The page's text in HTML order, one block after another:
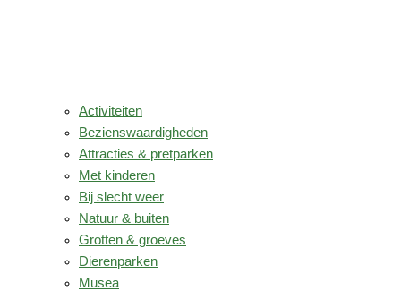
Activiteiten
Bezienswaardigheden
Attracties & pretparken
Met kinderen
Bij slecht weer
Natuur & buiten
Grotten & groeves
Dierenparken
Musea